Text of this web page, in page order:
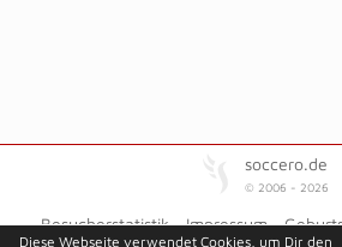
soccero.de
© 2006 - 2026
Besucherstatistik Impressum
Diese Webseite verwendet Cookies, um Dir den